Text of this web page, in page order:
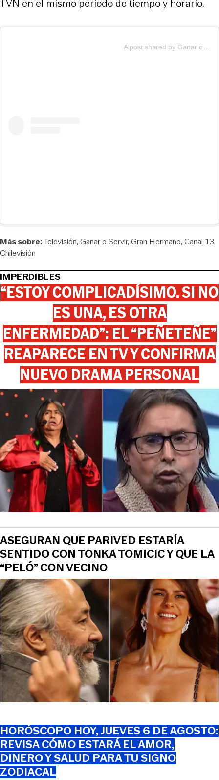
TVN en el mismo período de tiempo y horario.
View this post on Instagram
Más sobre:Televisión Ganar o Servir Gran Hermano Canal 13
Chilevisión
IMPERDIBLES
“ESTOY COMPLICADÍSIMO. SI NO
ES UNA, ES OTRA
ENFERMEDAD”: EL “PEÑETEÑE”
REAPARECE EN TV Y CONFIRMA
NUEVO DRAMA PERSONAL
ASEGURAN QUE PARIVED ESTARÍA
SENTIDO CON TONKA TOMICIC Y QUE LA
“PELÓ” CON VECINO
HORÓSCOPO HOY, JUEVES 6 DE AGOSTO:
REVISA CÓMO ESTARÁ EL AMOR,
DINERO Y SALUD PARA TU SIGNO
ZODIACAL